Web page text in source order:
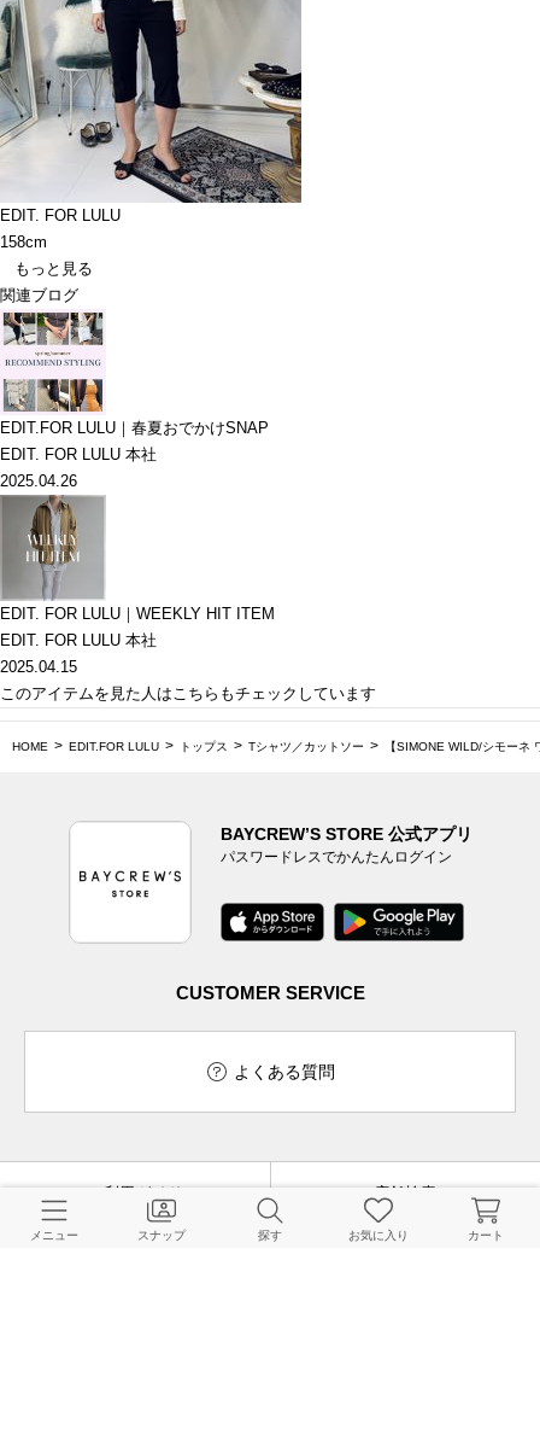
EDIT. FOR LULU
158cm
もっと見る
関連ブログ
EDIT.FOR LULU｜春夏おでかけSNAP
EDIT. FOR LULU 本社
2025.04.26
EDIT. FOR LULU｜WEEKLY HIT ITEM
EDIT. FOR LULU 本社
2025.04.15
このアイテムを見た人はこちらもチェックしています
HOME EDIT.FOR LULU トップス Tシャツ／カットソー 【SIMONE WILD/シモーネ
BAYCREW’S STORE 公式アプリ
パスワードレスでかんたんログイン
CUSTOMER SERVICE
よくある質問
ご利用ガイド 店舗検索
メニュー スナップ 探す お気に入り カート